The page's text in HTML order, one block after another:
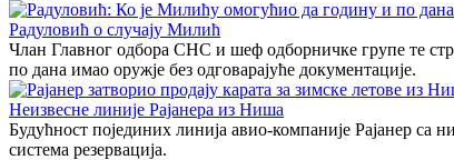
Радуловић о случају Милић
Члан Главног одбора СНС и шеф одборничке групе те
по дана имао оружје без одговарајуће документације.
Неизвесне линије Рајанера из Ниша
Будућност појединих линија авио-компаније Рајанер са
система резервација.